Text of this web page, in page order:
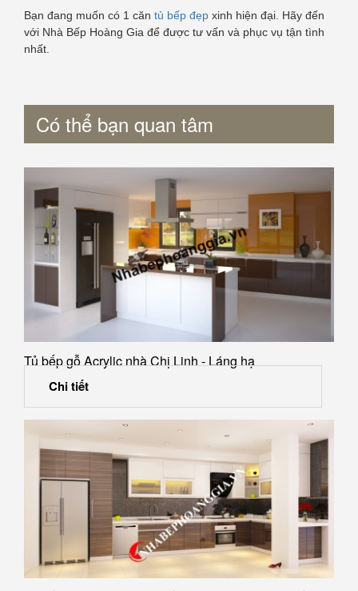
Bạn đang muốn có 1 căn tủ bếp đẹp xinh hiện đại. Hãy đến
với Nhà Bếp Hoàng Gia để được tư vấn và phục vụ tận tình
nhất.
Có thể bạn quan tâm
Tủ bếp gỗ Acrylic nhà Chị Linh - Láng hạ
Chi tiết